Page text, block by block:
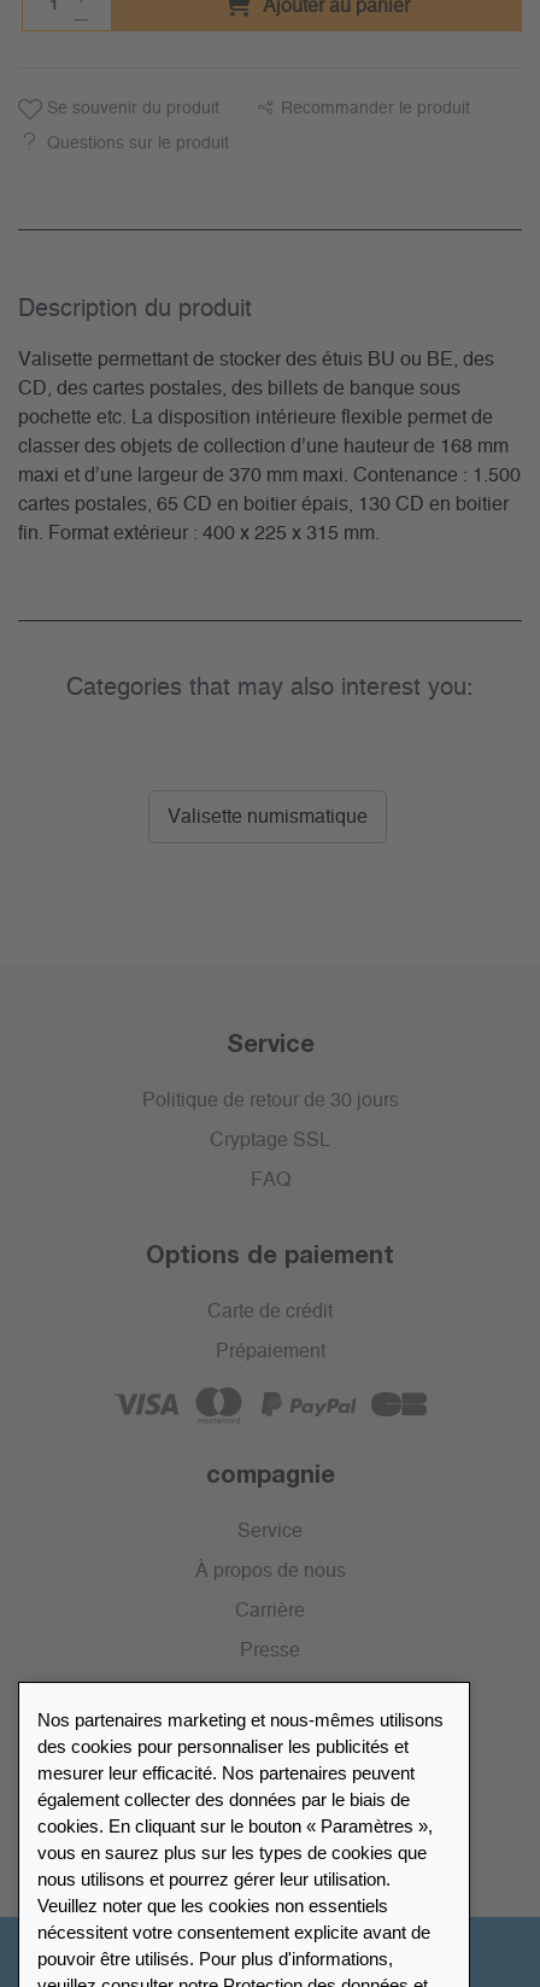
Ajouter au panier
Se souvenir du produit Recommander le produit
Questions sur le produit
Description du­ produit
Valisette permettant de stocker des étuis BU ou BE, des
CD, des cartes postales, des billets de banque sous
pochette etc. La disposition intérieure flexible permet de
classer des objets de collection d’une hauteur de 168 mm
maxi et d’une largeur de 370 mm maxi. Contenance : 1.500
cartes postales, 65 CD en boitier épais, 130 CD en boitier
fin. Format extérieur : 400 x 225 x 315 mm.
Categories that may also interest you:
Valisette numismatique
Service
Politique de retour de 30 jours
Cryptage SSL
FAQ
Options de paiement
Carte de crédit
Prépaiement
compagnie
Service
À propos de nous
Carrière
Presse
Portail des revendeurs
Répertoire des revendeurs
Trouver Leuchtturm
Nos partenaires marketing et nous-mêmes utilisons
des cookies pour personnaliser les publicités et
mesurer leur efficacité. Nos partenaires peuvent
également collecter des données par le biais de
cookies. En cliquant sur le bouton « Paramètres »,
vous en saurez plus sur les types de cookies que
nous utilisons et pourrez gérer leur utilisation.
Veuillez noter que les cookies non essentiels
nécessitent votre consentement explicite avant de
pouvoir être utilisés. Pour plus d'informations,
France